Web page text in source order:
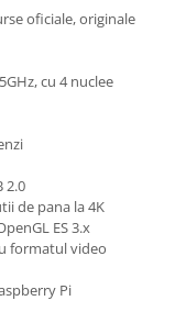
oficiale, originale
cu 4 nuclee
2.0
de pana la 4K
ES 3.x
formatul video
Pi